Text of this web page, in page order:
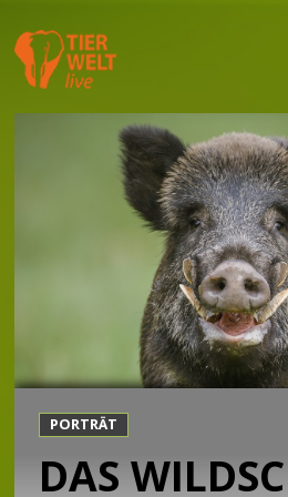
PORTRÄT
DAS